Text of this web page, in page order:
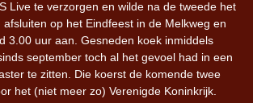
Live te verzorgen en wilde na de tweede het
op het Eindfeest in de Melkweg en
3.00 uur aan. Gesneden koek inmiddels
september toch al het gevoel had in een
te zitten. Die koerst de komende twee
het (niet meer zo) Verenigde Koninkrijk.